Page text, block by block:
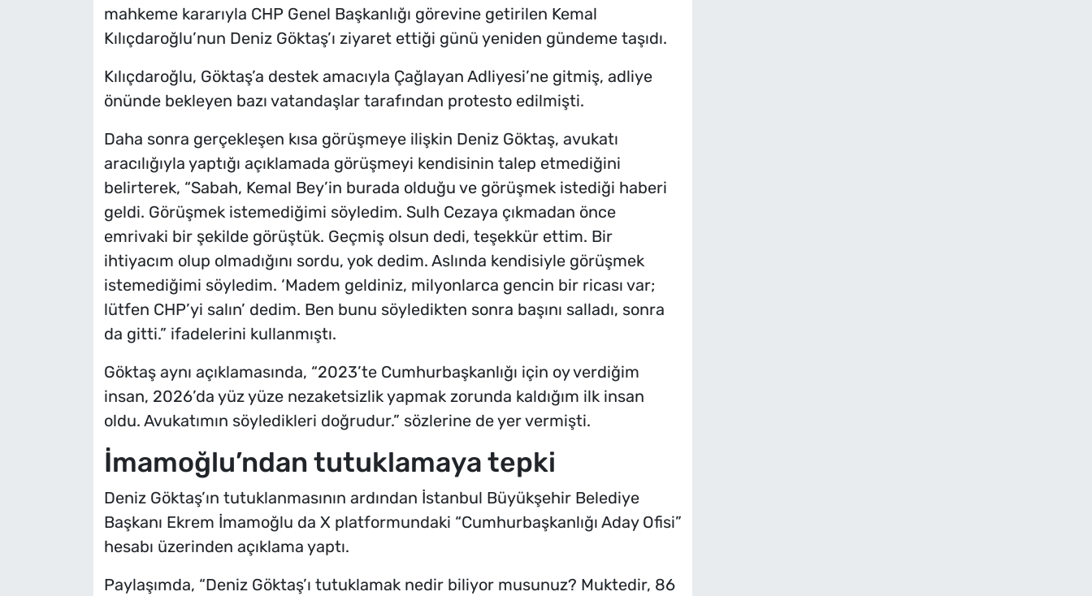
mahkeme kararıyla CHP Genel Başkanlığı görevine getirilen Kemal
Kılıçdaroğlu’nun Deniz Göktaş’ı ziyaret ettiği günü yeniden gündeme taşıdı.
Kılıçdaroğlu, Göktaş’a destek amacıyla Çağlayan Adliyesi’ne gitmiş, adliye
önünde bekleyen bazı vatandaşlar tarafından protesto edilmişti.
Daha sonra gerçekleşen kısa görüşmeye ilişkin Deniz Göktaş, avukatı
aracılığıyla yaptığı açıklamada görüşmeyi kendisinin talep etmediğini
belirterek, “Sabah, Kemal Bey’in burada olduğu ve görüşmek istediği haberi
geldi. Görüşmek istemediğimi söyledim. Sulh Cezaya çıkmadan önce
emrivaki bir şekilde görüştük. Geçmiş olsun dedi, teşekkür ettim. Bir
ihtiyacım olup olmadığını sordu, yok dedim. Aslında kendisiyle görüşmek
istemediğimi söyledim. ‘Madem geldiniz, milyonlarca gencin bir ricası var;
lütfen CHP’yi salın’ dedim. Ben bunu söyledikten sonra başını salladı, sonra
da gitti.” ifadelerini kullanmıştı.
Göktaş aynı açıklamasında, “2023’te Cumhurbaşkanlığı için oy verdiğim
insan, 2026’da yüz yüze nezaketsizlik yapmak zorunda kaldığım ilk insan
oldu. Avukatımın söyledikleri doğrudur.” sözlerine de yer vermişti.
İmamoğlu’ndan tutuklamaya tepki
Deniz Göktaş’ın tutuklanmasının ardından İstanbul Büyükşehir Belediye
Başkanı Ekrem İmamoğlu da X platformundaki “Cumhurbaşkanlığı Aday Ofisi”
hesabı üzerinden açıklama yaptı.
Paylaşımda, “Deniz Göktaş’ı tutuklamak nedir biliyor musunuz? Muktedir, 86